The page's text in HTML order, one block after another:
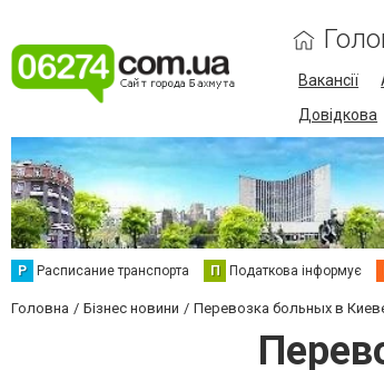
Вакансії
Довідкова
Р Расписание транспорта П Податкова інформує
Головна Бізнес новини Перевозка больных в